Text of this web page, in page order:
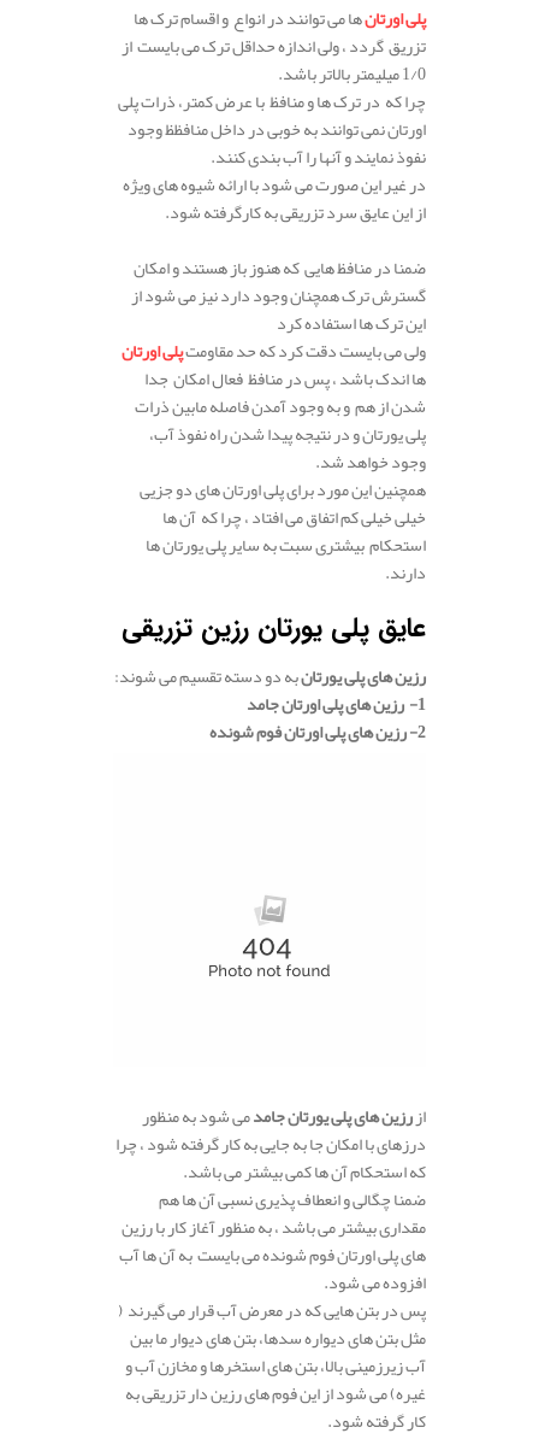
پلی اورتانها می توانند در انواع و اقسام ترک ها
تزریق گردد ، ولی اندازه حداقل ترک می بایست از
1/0 میلیمتر بالاتر باشد.
چرا که در ترک ها و منافظ با عرض کمتر، ذرات پلی
اورتان نمی توانند به خوبی در داخل منافظظ وجود
نفوذ نمایند و آنها را آب بندی کنند.
در غیر این صورت می شود با ارائه شیوه های ویژه
از این عایق سرد تزریقی به کارگرفته شود.
ضمنا در منافظ هایی که هنوز باز هستند و امکان
گسترش ترک همچنان وجود دارد نیز می شود از
این ترک ها استفاده کرد
ولی می بایست دقت کرد که حد مقاومتپلی اورتان
ها اندک باشد ، پس در منافظ فعال امکان جدا
شدن از هم و به وجود آمدن فاصله مابین ذرات
پلی یورتان و در نتیجه پیدا شدن راه نفوذ آب،
وجود خواهد شد.
همچنین این مورد برای پلی اورتان های دو جزیی
خیلی خیلی کم اتفاق می افتاد ، چرا که آن ها
استحکام بیشتری سبت به سایر پلی یورتان ها
دارند.
عایق پلی یورتان رزین تزریقی
رزین های پلی یورتانبه دو دسته تقسیم می شوند:
1- رزین های پلی اورتان جامد
2- رزین های پلی اورتان فوم شونده
ازرزین های پلی یورتان جامدمی شود به منظور
درزهای با امکان جا به جایی به کار گرفته شود ، چرا
که استحکام آن ها کمی بیشتر می باشد.
ضمنا چگالی و انعطاف پذیری نسبی آن ها هم
مقداری بیشتر می باشد ، به منظور آغاز کار با رزین
های پلی اورتان فوم شونده می بایست به آن ها آب
افزوده می شود.
پس در بتن هایی که در معرض آب قرار می گیرند (
مثل بتن های دیواره سدها، بتن های دیوار ما بین
آب زیرزمینی بالا، بتن های استخرها و مخازن آب و
غیره) می شود از این فوم های رزین دار تزریقی به
کار گرفته شود.